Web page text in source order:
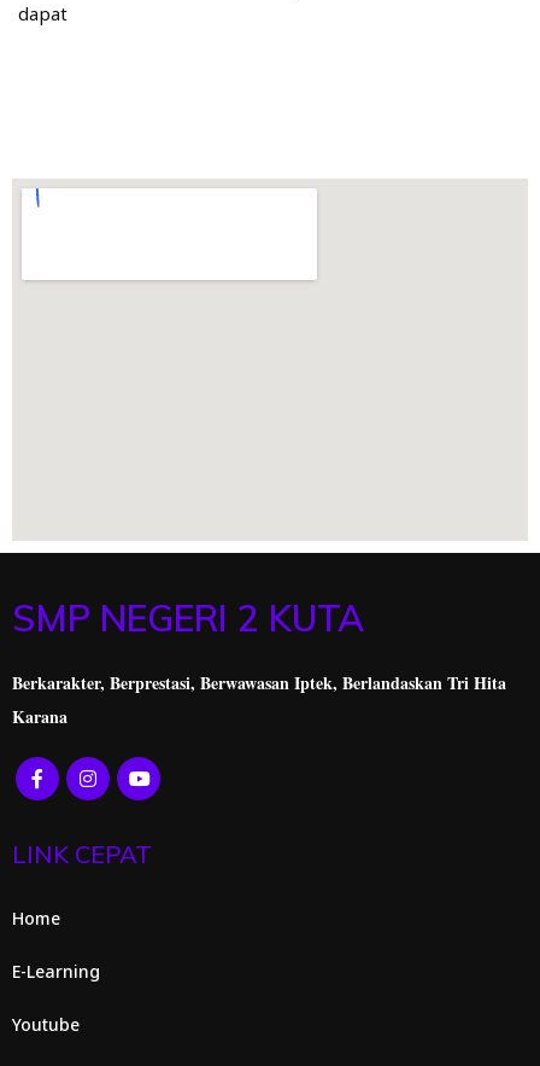
dapat
SMP NEGERI 2 KUTA
Berkarakter, Berprestasi, Berwawasan Iptek, Berlandaskan Tri Hita
Karana
LINK CEPAT
Home
E-Learning
Youtube